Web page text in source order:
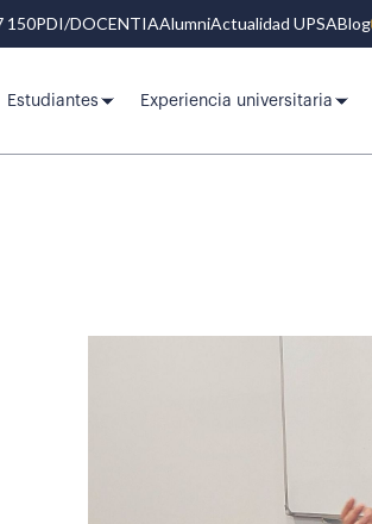
150PDI/DOCENTIAAlumniActualidad UPSABlog
Estudiantes Experiencia universitaria